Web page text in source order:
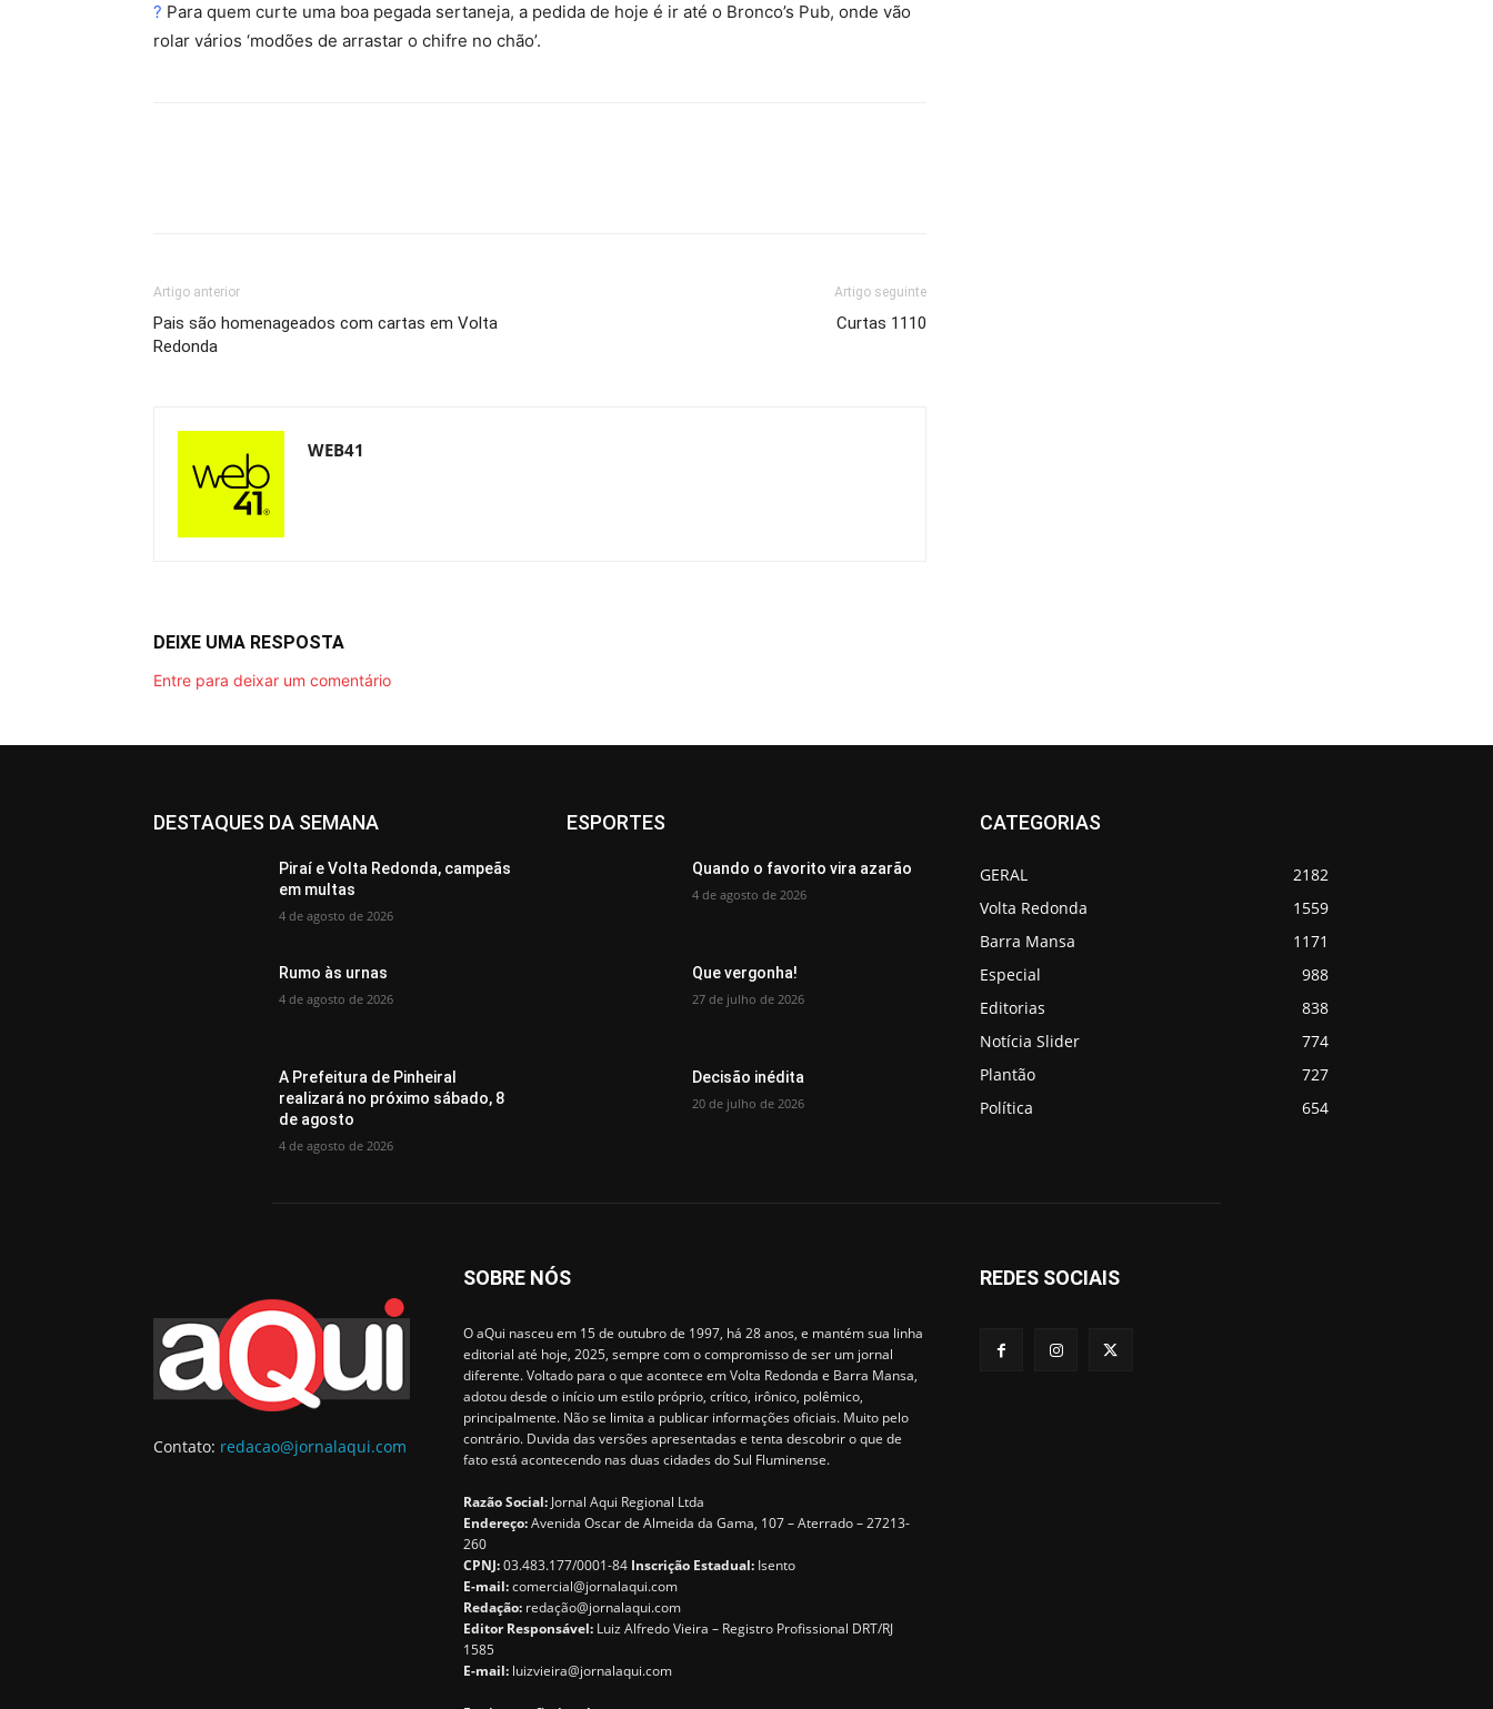
? Para quem curte uma boa pegada sertaneja, a pedida de hoje é ir até o Bronco’s Pub, onde vão
rolar vários ‘modões de arrastar o chifre no chão’.
Artigo anterior
Pais são homenageados com cartas em Volta
Redonda
Artigo seguinte
Curtas 1110
WEB41
DEIXE UMA RESPOSTA
Entre para deixar um comentário
DESTAQUES DA SEMANA
Piraí e Volta Redonda, campeãs
em multas
4 de agosto de 2026
Rumo às urnas
4 de agosto de 2026
A Prefeitura de Pinheiral
realizará no próximo sábado, 8
de agosto
4 de agosto de 2026
ESPORTES
Quando o favorito vira azarão
4 de agosto de 2026
Que vergonha!
27 de julho de 2026
Decisão inédita
20 de julho de 2026
CATEGORIAS
GERAL
2182
Volta Redonda
1559
Barra Mansa
1171
Especial
988
Editorias
838
Notícia Slider
774
Plantão
727
Política
654
Contato: redacao@jornalaqui.com
SOBRE NÓS
O aQui nasceu em 15 de outubro de 1997, há 28 anos, e mantém sua linha
editorial até hoje, 2025, sempre com o compromisso de ser um jornal
diferente. Voltado para o que acontece em Volta Redonda e Barra Mansa,
adotou desde o início um estilo próprio, crítico, irônico, polêmico,
principalmente. Não se limita a publicar informações oficiais. Muito pelo
contrário. Duvida das versões apresentadas e tenta descobrir o que de
fato está acontecendo nas duas cidades do Sul Fluminense.
Razão Social: Jornal Aqui Regional Ltda
Endereço:Avenida Oscar de Almeida da Gama, 107 – Aterrado – 27213-
260
CPNJ:03.483.177/0001-84 Inscrição Estadual: Isento
E-mail:comercial@jornalaqui.com
Redação: redação@jornalaqui.com
Editor Responsável: Luiz Alfredo Vieira – Registro Profissional DRT/RJ
1585
E-mail: luizvieira@jornalaqui.com
REDES SOCIAIS